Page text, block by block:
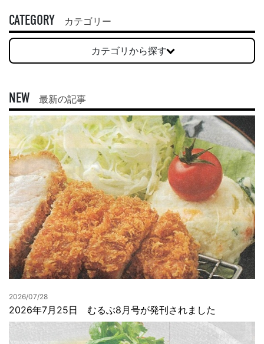
CATEGORY カテゴリー
カテゴリから探す
NEW 最新の記事
2026/07/28
2026年7月25日 むるぶ8月号が発刊されました